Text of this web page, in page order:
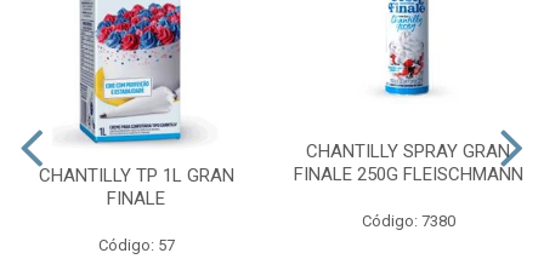
CHANTILLY TP 1L GRAN
FINALE
Código: 57
CHANTILLY SPRAY GRAN
FINALE 250G FLEISCHMANN
Código: 7380